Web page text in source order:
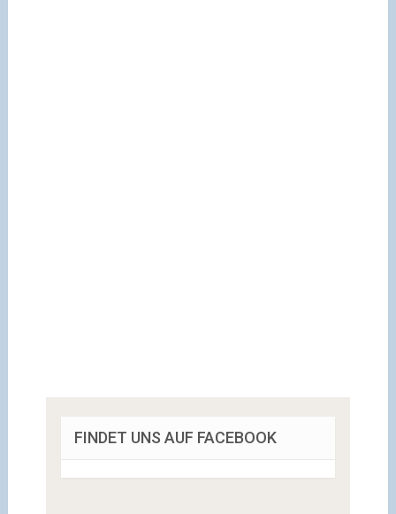
FINDET UNS AUF FACEBOOK